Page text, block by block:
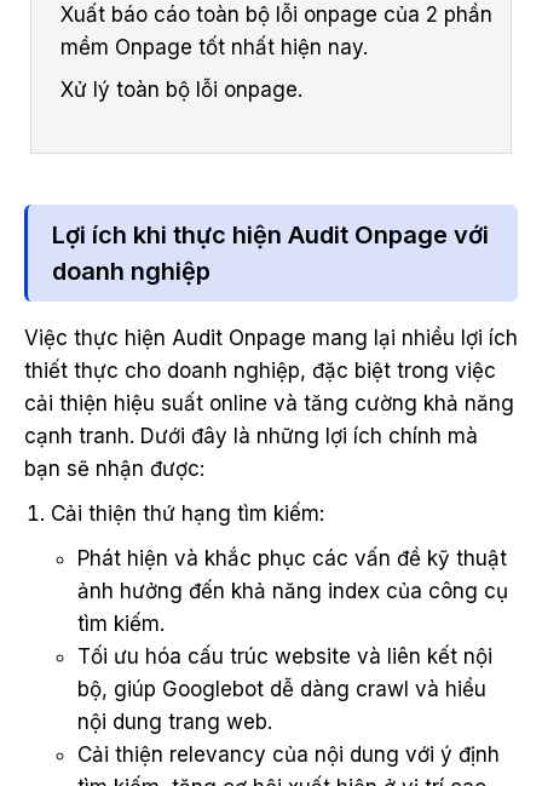
Xuất báo cáo toàn bộ lỗi onpage của 2 phần
mềm Onpage tốt nhất hiện nay.
Xử lý toàn bộ lỗi onpage.
Lợi ích khi thực hiện Audit Onpage với
doanh nghiệp
Việc thực hiện Audit Onpage mang lại nhiều lợi ích
thiết thực cho doanh nghiệp, đặc biệt trong việc
cải thiện hiệu suất online và tăng cường khả năng
cạnh tranh. Dưới đây là những lợi ích chính mà
bạn sẽ nhận được:
Cải thiện thứ hạng tìm kiếm:
Phát hiện và khắc phục các vấn đề kỹ thuật
ảnh hưởng đến khả năng index của công cụ
tìm kiếm.
Tối ưu hóa cấu trúc website và liên kết nội
bộ, giúp Googlebot dễ dàng crawl và hiểu
nội dung trang web.
Cải thiện relevancy của nội dung với ý định